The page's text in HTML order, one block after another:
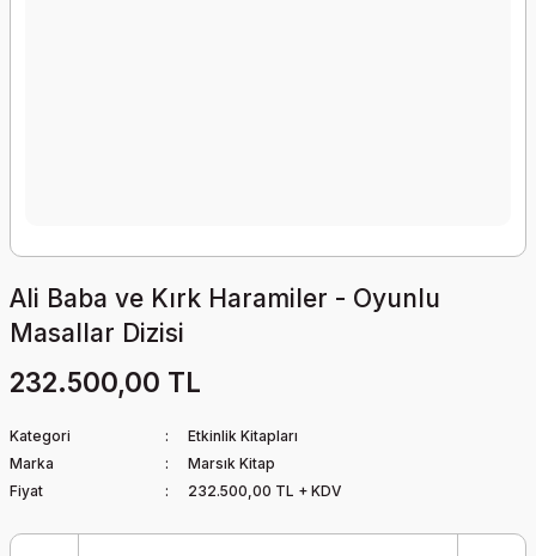
Ali Baba ve Kırk Haramiler - Oyunlu
Masallar Dizisi
232.500,00 TL
Kategori
Etkinlik Kitapları
Marka
Marsık Kitap
Fiyat
232.500,00 TL + KDV